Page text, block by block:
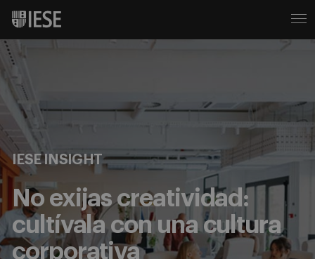
IESE INSIGHT
No exijas creatividad:
cultívala con una cultura
corporativa